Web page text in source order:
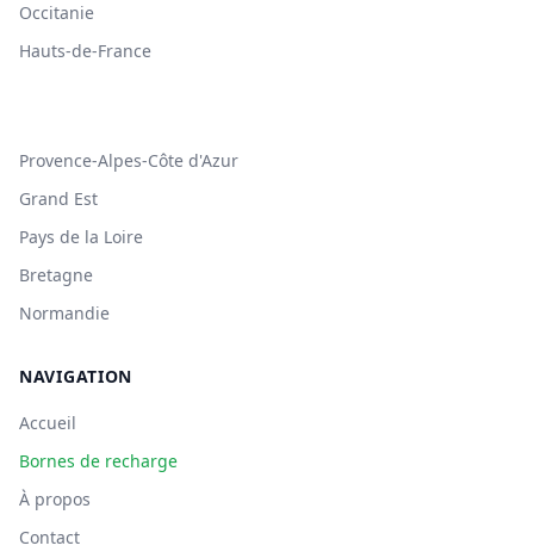
Occitanie
Hauts-de-France
Provence-Alpes-Côte d'Azur
Grand Est
Pays de la Loire
Bretagne
Normandie
NAVIGATION
Accueil
Bornes de recharge
À propos
Contact